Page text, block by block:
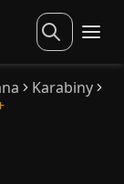
Karabiny